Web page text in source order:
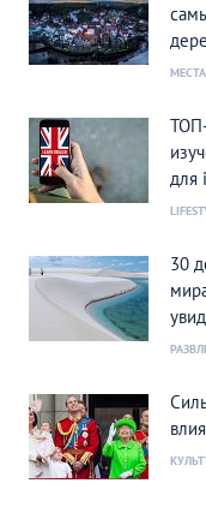
МЕСТА
для
30